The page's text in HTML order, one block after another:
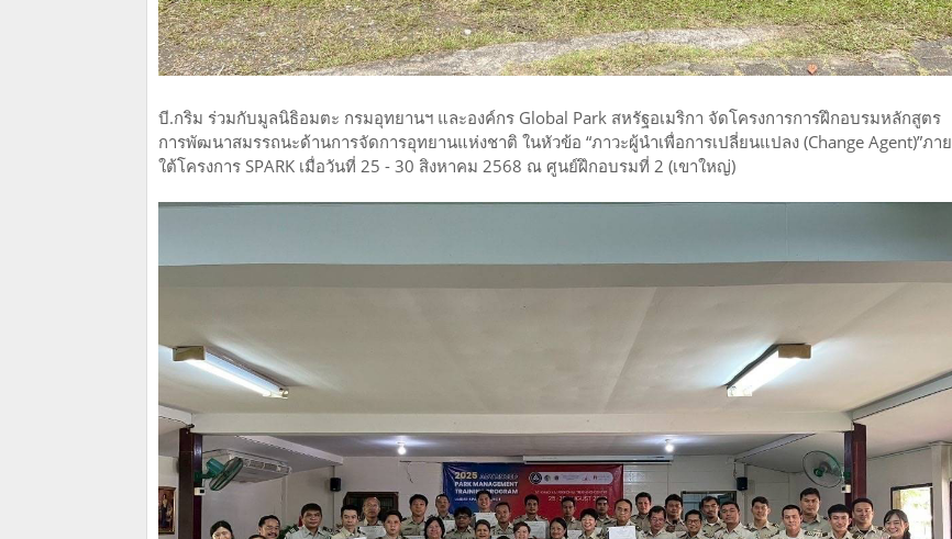
บี.กริม ร่วมกับมูลนิธิอมตะ กรมอุทยานฯ และองค์กร Global Park สหรัฐอเมริกา จัดโครงการการฝึกอบรมหลักสูตร
การพัฒนาสมรรถนะด้านการจัดการอุทยานแห่งชาติ ในหัวข้อ “ภาวะผู้นำเพื่อการเปลี่ยนแปลง (Change Agent)”ภาย
ใต้โครงการ SPARK เมื่อวันที่ 25 - 30 สิงหาคม 2568 ณ ศูนย์ฝึกอบรมที่ 2 (เขาใหญ่)